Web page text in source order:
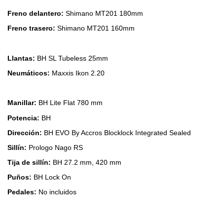
Freno delantero: Shimano MT201 180mm
Freno trasero: Shimano MT201 160mm
Llantas: BH SL Tubeless 25mm
Neumáticos: Maxxis Ikon 2.20
Manillar: BH Lite Flat 780 mm
Potencia: BH
Dirección: BH EVO By Accros Blocklock Integrated Sealed
Sillín: Prologo Nago RS
Tija de sillín: BH 27.2 mm, 420 mm
Puños: BH Lock On
Pedales: No incluidos